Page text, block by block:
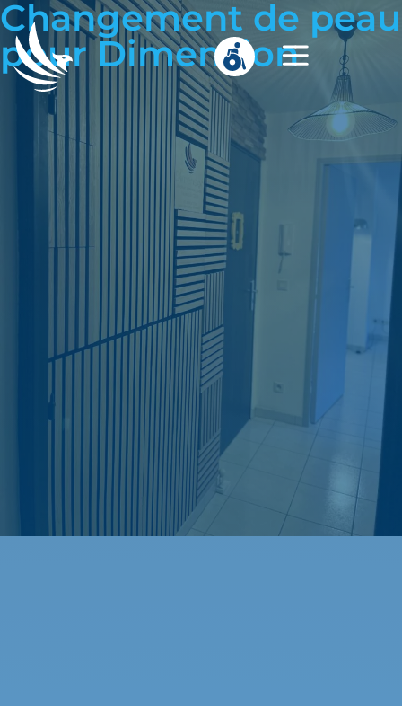
Changement de peau
pour Dimension